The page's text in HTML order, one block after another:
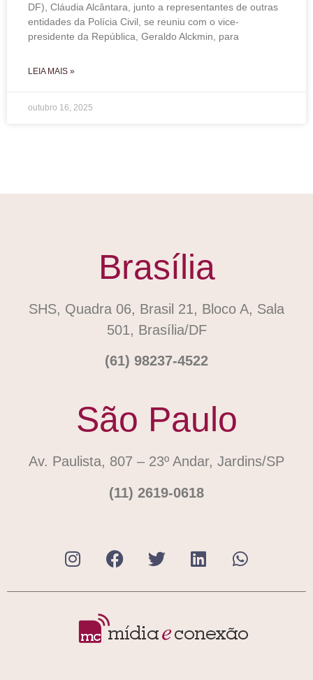
DF), Cláudia Alcântara, junto a representantes de outras
entidades da Polícia Civil, se reuniu com o vice-
presidente da República, Geraldo Alckmin, para
LEIA MAIS »
outubro 16, 2025
Brasília
SHS, Quadra 06, Brasil 21, Bloco A, Sala
501, Brasília/DF
(61) 98237-4522
São Paulo
Av. Paulista, 807 – 23º Andar, Jardins/SP
(11) 2619-0618